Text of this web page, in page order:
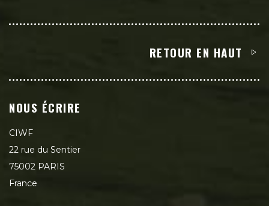
RETOUR EN HAUT
NOUS ÉCRIRE
CIWF
22 rue du Sentier
75002 PARIS
France